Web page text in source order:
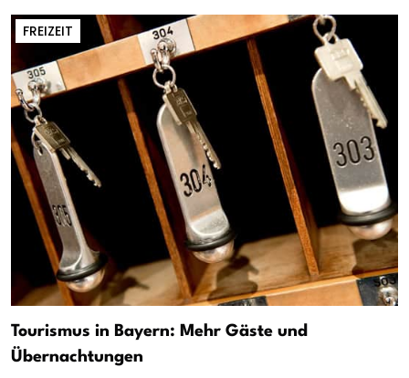
FREIZEIT
Tourismus in Bayern: Mehr Gäste und
Übernachtungen